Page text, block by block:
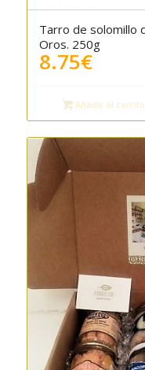
Tarro de solomillo
Oros. 250g
8.75€
Añadir al carrito